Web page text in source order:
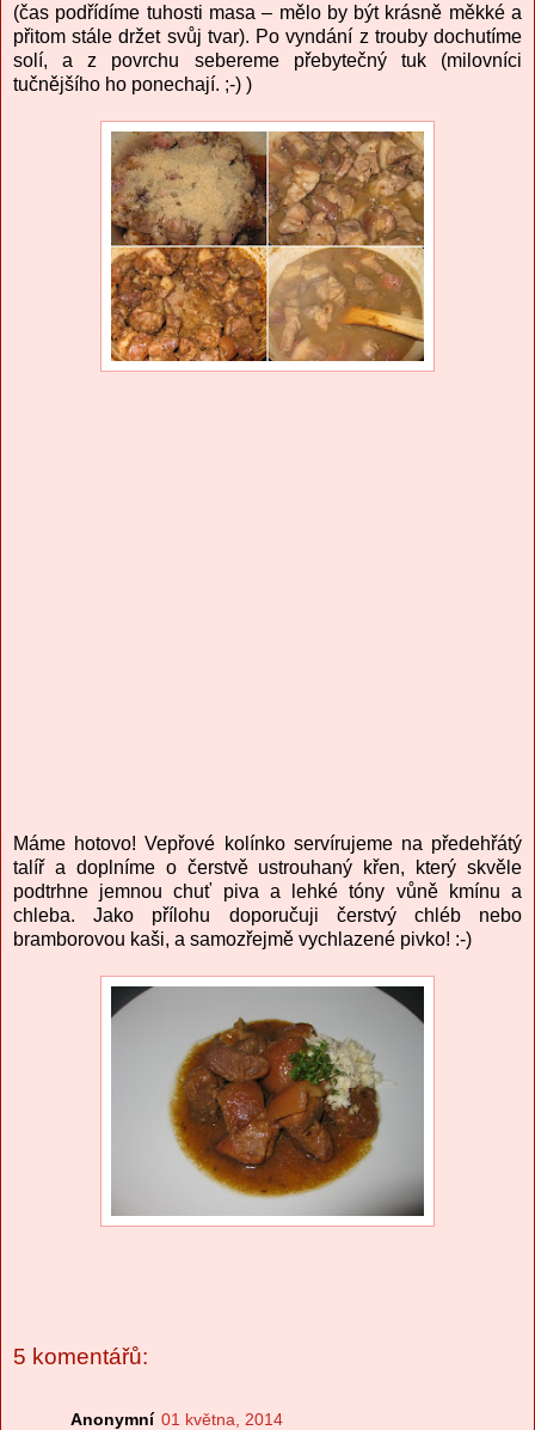
(čas podřídíme tuhosti masa – mělo by být krásně měkké a
přitom stále držet svůj tvar). Po vyndání z trouby dochutíme
solí, a z povrchu sebereme přebytečný tuk (milovníci
tučnějšího ho ponechají. ;-) )
Máme hotovo! Vepřové kolínko servírujeme na předehřátý
talíř a doplníme o čerstvě ustrouhaný křen, který skvěle
podtrhne jemnou chuť piva a lehké tóny vůně kmínu a
chleba. Jako přílohu doporučuji čerstvý chléb nebo
bramborovou kaši, a samozřejmě vychlazené pivko! :-)
5 komentářů:
Anonymní 01 května, 2014